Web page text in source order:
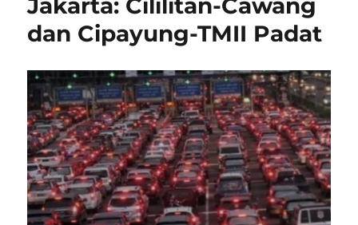
Jakarta: Cililitan-Cawang
dan Cipayung-TMII Padat